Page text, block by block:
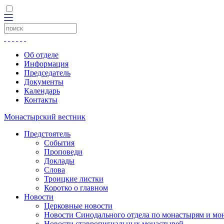
Об отделе
Информация
Председатель
Документы
Календарь
Контакты
Монастырский вестник
Предстоятель
События
Проповеди
Доклады
Слова
Троицкие листки
Коротко о главном
Новости
Церковные новости
Новости Синодального отдела по монастырям и